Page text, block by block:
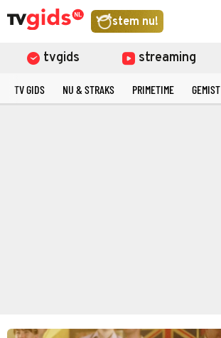
stem nu!
tvgids streaming
TV GIDS NU & STRAKS PRIMETIME GEMIST